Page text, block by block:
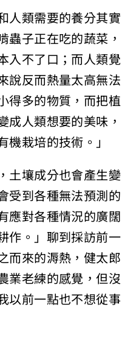
人類需要的養分其實
子正在吃的蔬菜，
入不了口；而人類覺
反而熱量太高無法
得多的物質，而把植
人類想要的美味，
栽培的技術。」
土壤成分也會產生變
受到各種無法預測的
應對各種情況的廣闊
作。」聊到採訪前一
而來的溽熱，健太郎
老練的感覺，但沒
前一點也不想從事